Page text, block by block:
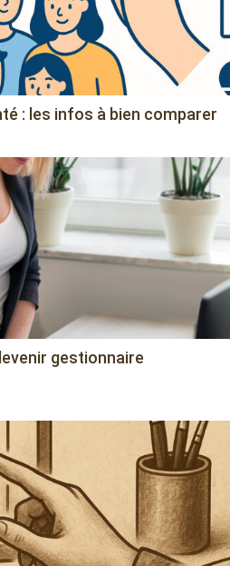
: les infos à bien comparer
gestionnaire